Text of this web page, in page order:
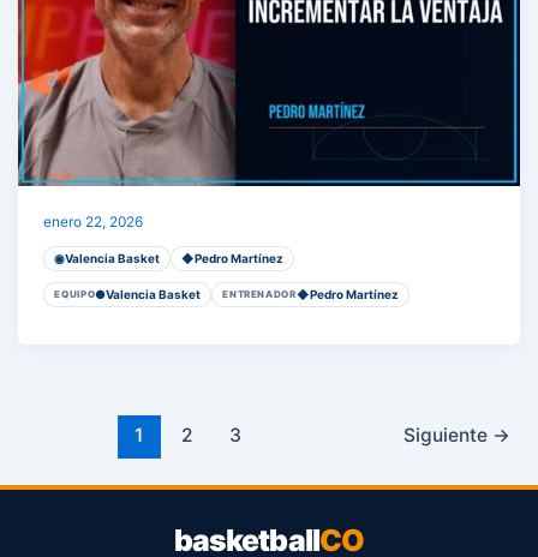
VALENCIA BASKET | Incrementar la ventaja
enero 22, 2026
◉Valencia Basket ◆Pedro Martínez
EQUIPO●Valencia Basket ENTRENADOR◆Pedro Martínez
1 2 3 Siguiente →
basketballCO